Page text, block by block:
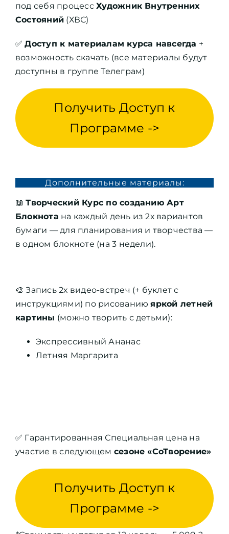
под себя процессХудожник Внутренних
Состояний (ХВС)
✅Доступ к материалам курса навсегда +
возможность скачать (все материалы будут
доступны в группе Телеграм)
Получить Доступ к
Программе ->
Дополнительные материалы:
📖Творческий Курс по созданию Арт
Блокнота на каждый день из 2х вариантов
бумаги — для планирования и творчества —
в одном блокноте (на 3 недели).
🎨 Запись 2х видео-встреч (+ буклет с
инструкциями) по рисованиюяркой летней
картины (можно творить с детьми):
Экспрессивный Ананас
Летняя Маргарита
✅ Гарантированная Специальная цена на
участие в следующем сезоне «СоТворение»
Получить Доступ к
Программе ->